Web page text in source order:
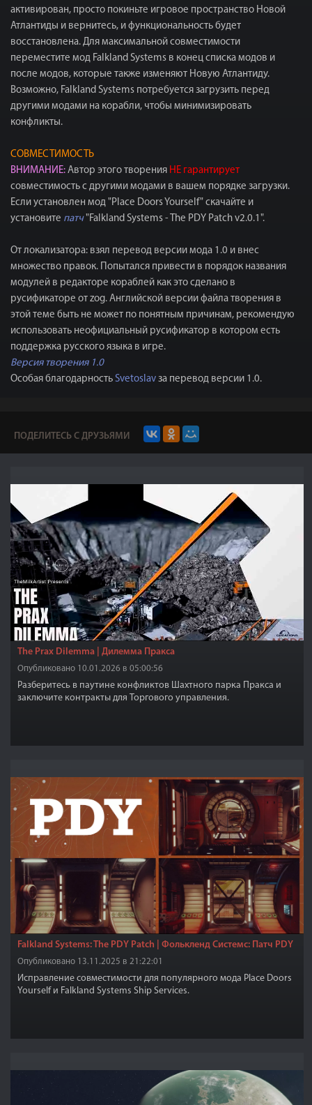
активирован, просто покиньте игровое пространство Новой
Атлантиды и вернитесь, и функциональность будет
восстановлена. Для максимальной совместимости
переместите мод Falkland Systems в конец списка модов и
после модов, которые также изменяют Новую Атлантиду.
Возможно, Falkland Systems потребуется загрузить перед
другими модами на корабли, чтобы минимизировать
конфликты.
СОВМЕСТИМОСТЬ
ВНИМАНИЕ: Автор этого творения НЕ гарантирует
совместимость с другими модами в вашем порядке загрузки.
Если установлен мод "Place Doors Yourself" скачайте и
установите патч"Falkland Systems - The PDY Patch v2.0.1".
От локализатора: взял перевод версии мода 1.0 и внес
множество правок. Попытался привести в порядок названия
модулей в редакторе кораблей как это сделано в
русификаторе от zog. Английской версии файла творения в
этой теме быть не может по понятным причинам, рекомендую
использовать неофициальный русификатор в котором есть
поддержка русского языка в игре.
Версия творения 1.0
Особая благодарность Svetoslav за перевод версии 1.0.
ПОДЕЛИТЕСЬ С ДРУЗЬЯМИ
The Prax Dilemma | Дилемма Пракса
Опубликовано 10.01.2026 в 05:00:56
Разберитесь в паутине конфликтов Шахтного парка Пракса и
заключите контракты для Торгового управления.
Falkland Systems: The PDY Patch | Фолькленд Cистемс: Патч PDY
Опубликовано 13.11.2025 в 21:22:01
Исправление совместимости для популярного мода Place Doors
Yourself и Falkland Systems Ship Services.